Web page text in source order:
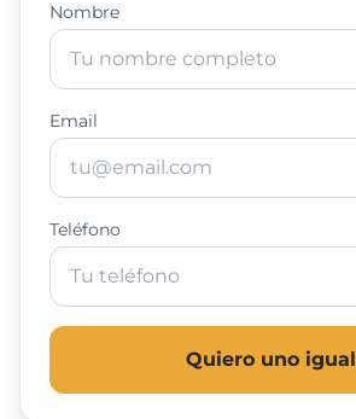
Nombre
Email
Teléfono
Quiero uno igual